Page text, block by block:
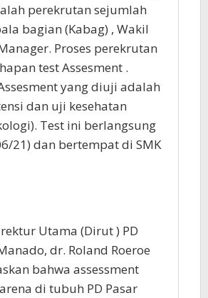
perekrutan sejumlah
bagian (Kabag) , Wakil
Proses perekrutan
test Assesment .
yang diuji adalah
dan uji kesehatan
Test ini berlangsung
21) dan bertempat di SMK
Utama (Dirut ) PD
dr. Roland Roeroe
bahwa assessment
di tubuh PD Pasar